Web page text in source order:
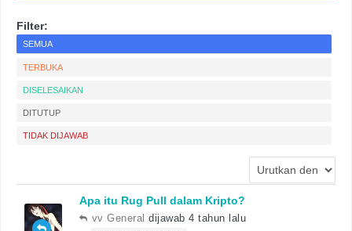
Filter:
SEMUA
TERBUKA
DISELESAIKAN
DITUTUP
TIDAK DIJAWAB
Apa itu Rug Pull dalam Kripto?
vv General dijawab 4 tahun lalu